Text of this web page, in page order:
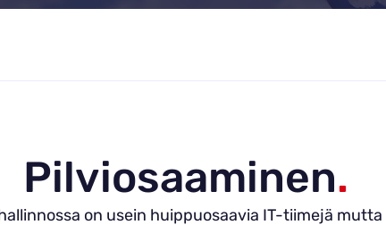
Pilviosaaminen.
on usein huippuosaavia IT-tiimejä mutta